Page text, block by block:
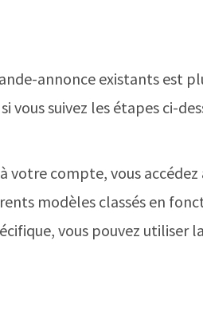
annonce existants est
vous suivez les étapes ci-
votre compte, vous
modèles classés en
vous pouvez utiliser